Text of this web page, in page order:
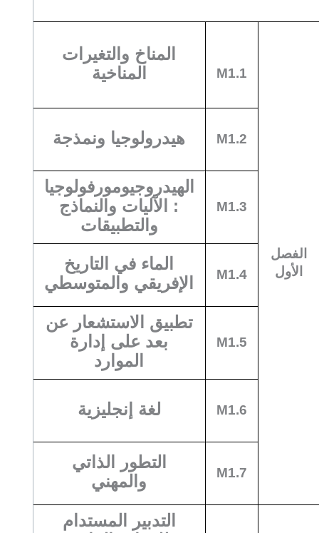
المناخ والتغيرات
المناخية
M1.1
الفصل
الأول
هيدرولوجيا ونمذجة M1.2
الهيدروجيومورفولوجيا
: الآليات والنماذج
والتطبيقات
M1.3
الماء في التاريخ
الإفريقي والمتوسطي
M1.4
تطبيق الاستشعار عن
بعد على إدارة
الموارد
M1.5
لغة إنجليزية M1.6
التطور الذاتي
والمهني
M1.7
التدبير المستدام